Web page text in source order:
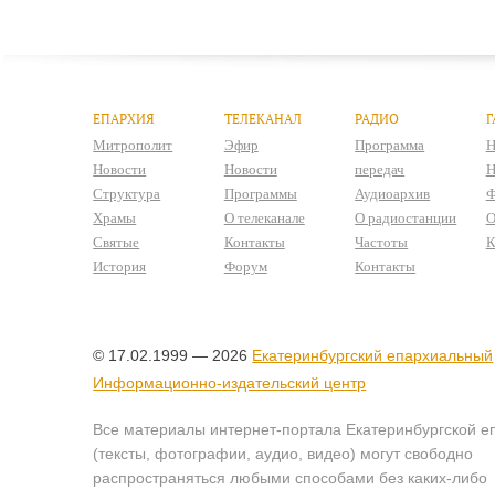
ЕПАРХИЯ
Митрополит
Новости
Структура
Храмы
Святые
История
ТЕЛЕКАНАЛ
Эфир
Новости
Программы
О телеканале
Контакты
Форум
РАДИО
Программа
передач
Аудиоархив
О радиостанции
Частоты
Контакты
© 17.02.1999 — 2026 Екатеринбургский епархиальный
Информационно-издательский центр
Все материалы интернет-портала Екатеринбургской
(тексты, фотографии, аудио, видео) могут свободно
распространяться любыми способами без каких-либо